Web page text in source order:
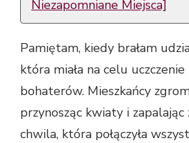
Niezapomniane Miejsca]
Pamiętam, kiedy brałam
która miała na celu
bohaterów. Mieszkańcy
przynosząc kwiaty i zapalając
chwila, która połączyła